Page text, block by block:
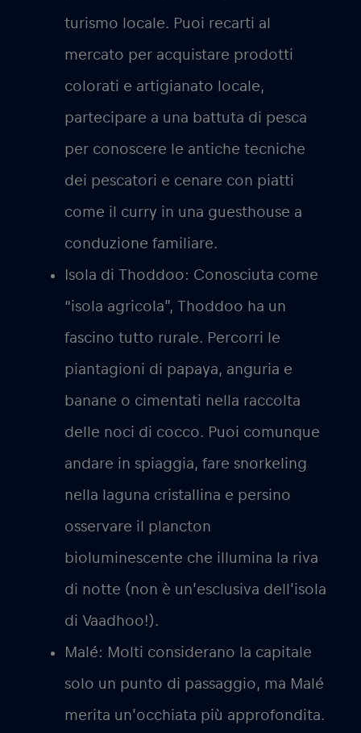
turismo locale. Puoi recarti al
mercato per acquistare prodotti
colorati e artigianato locale,
partecipare a una battuta di pesca
per conoscere le antiche tecniche
dei pescatori e cenare con piatti
come il curry in una guesthouse a
conduzione familiare.
Isola di Thoddoo: Conosciuta come
“isola agricola”, Thoddoo ha un
fascino tutto rurale. Percorri le
piantagioni di papaya, anguria e
banane o cimentati nella raccolta
delle noci di cocco. Puoi comunque
andare in spiaggia, fare snorkeling
nella laguna cristallina e persino
osservare il plancton
bioluminescente che illumina la riva
di notte (non è un’esclusiva dell’isola
di Vaadhoo!).
Malé: Molti considerano la capitale
solo un punto di passaggio, ma Malé
merita un’occhiata più approfondita.